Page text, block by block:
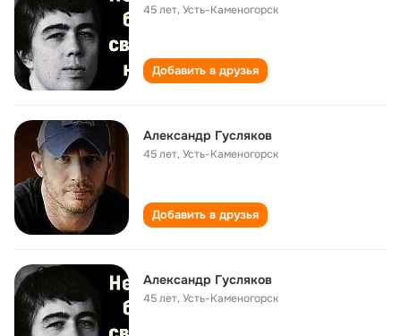
45 лет,Усть-Каменогорск
Добавить в друзья
Александр Гусляков
45 лет,Усть-Каменогорск
Добавить в друзья
Александр Гусляков
45 лет,Усть-Каменогорск